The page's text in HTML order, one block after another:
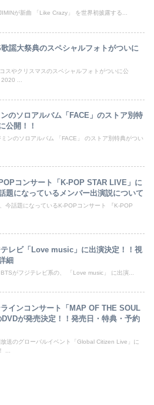
が新曲 「Like Crazy」 を世界初披露する...
謡大祭典のスペシャルフォトがついに
スやクリスマスのスペシャルフォトがついに公
2020 ...
のソロアルバム「FACE」のストア別特
公開！！
ンのソロアルバム 「FACE」 のストア別特典がつい
コンサート「K-POP STAR LIVE」に
題になっているメンバー出演説について
今話題になっているK-POPコンサート 『K-POP
レビ「Love music」に出演決定！！視
細
がフジテレビ系の、 「Love music」 に出演...
インコンサート「MAP OF THE SOUL
が発売決定！！発売日・特典・予約
送のグローバルイベント「Global Citizen Live」に
...